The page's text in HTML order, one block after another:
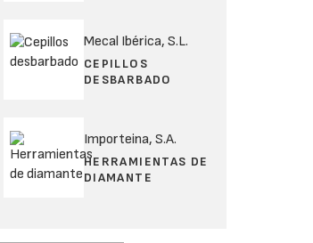
Mecal Ibérica, S.L.
CEPILLOS
DESBARBADO
Importeina, S.A.
HERRAMIENTAS DE
DIAMANTE